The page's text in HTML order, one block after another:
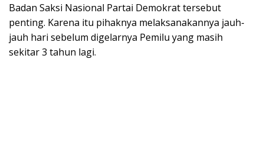
Badan Saksi Nasional Partai Demokrat tersebut
penting. Karena itu pihaknya melaksanakannya jauh-
jauh hari sebelum digelarnya Pemilu yang masih
sekitar 3 tahun lagi.